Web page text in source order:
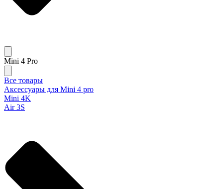
Mini 4 Pro
Все товары
Аксессуары для Mini 4 pro
Mini 4K
Air 3S